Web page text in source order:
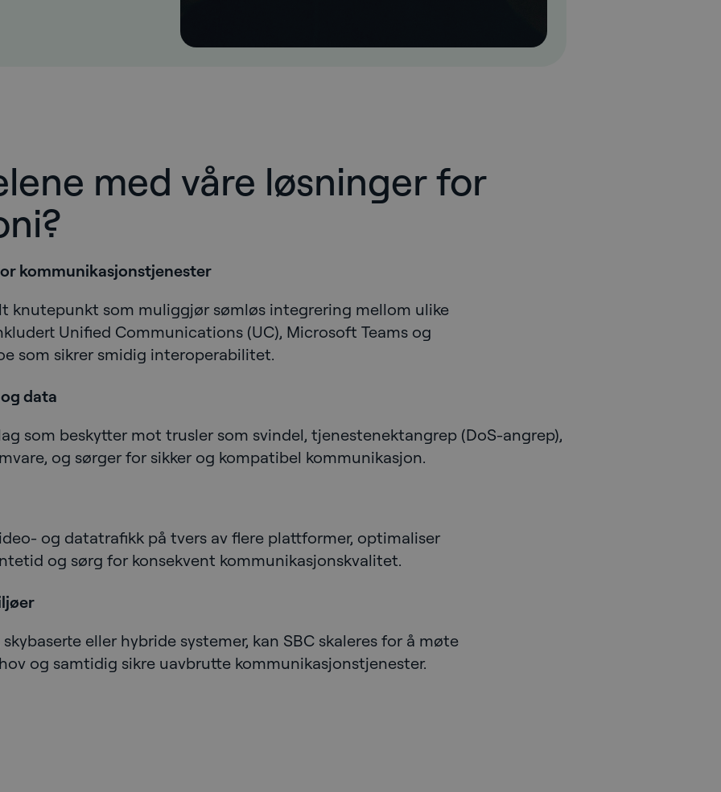
med våre løsninger for
kommunikasjonstjenester
knutepunkt som muliggjør sømløs integrering mellom ulike
Unified Communications (UC), Microsoft Teams og
som sikrer smidig interoperabilitet.
data
som beskytter mot trusler som svindel, tjenestenektangrep (DoS-angrep),
og sørger for sikker og kompatibel kommunikasjon.
og datatrafikk på tvers av flere plattformer, optimaliser
og sørg for konsekvent kommunikasjonskvalitet.
eller hybride systemer, kan SBC skaleres for å møte
og samtidig sikre uavbrutte kommunikasjonstjenester.